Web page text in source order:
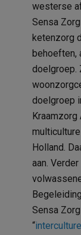
westerse
Sensa
ketenzorg
behoeften,
doelgroep.
doelgroep
Kraamzorg
Holland.
aan.
Sensa
“